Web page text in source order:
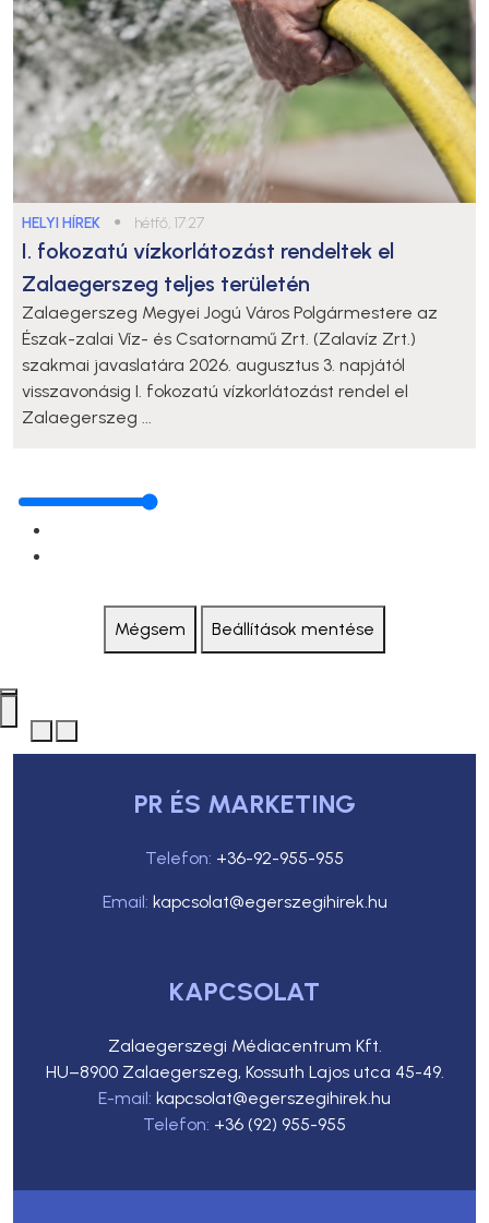
HELYI HÍREK ● hétfő, 17:27
I. fokozatú vízkorlátozást rendeltek el
Zalaegerszeg teljes területén
Zalaegerszeg Megyei Jogú Város Polgármestere az
Észak-zalai Víz- és Csatornamű Zrt. (Zalavíz Zrt.)
szakmai javaslatára 2026. augusztus 3. napjától
visszavonásig I. fokozatú vízkorlátozást rendel el
Zalaegerszeg ...
Mégsem Beállítások mentése
PR ÉS MARKETING
Telefon: +36-92-955-955
Email: kapcsolat@egerszegihirek.hu
KAPCSOLAT
Zalaegerszegi Médiacentrum Kft.
HU–8900 Zalaegerszeg, Kossuth Lajos utca 45-49.
E-mail: kapcsolat@egerszegihirek.hu
Telefon: +36 (92) 955-955